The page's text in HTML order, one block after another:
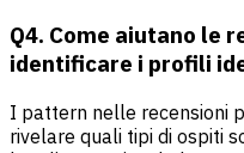
Q4. Come aiutano le
identificare i profili
I pattern nelle recensioni
rivelare quali tipi di ospiti